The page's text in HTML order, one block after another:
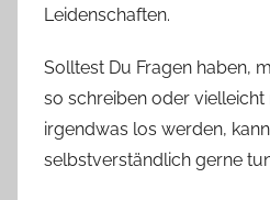
Leidenschaften.
Solltest Du Fragen haben,
so schreiben oder
irgendwas los werden,
selbstverständlich gerne